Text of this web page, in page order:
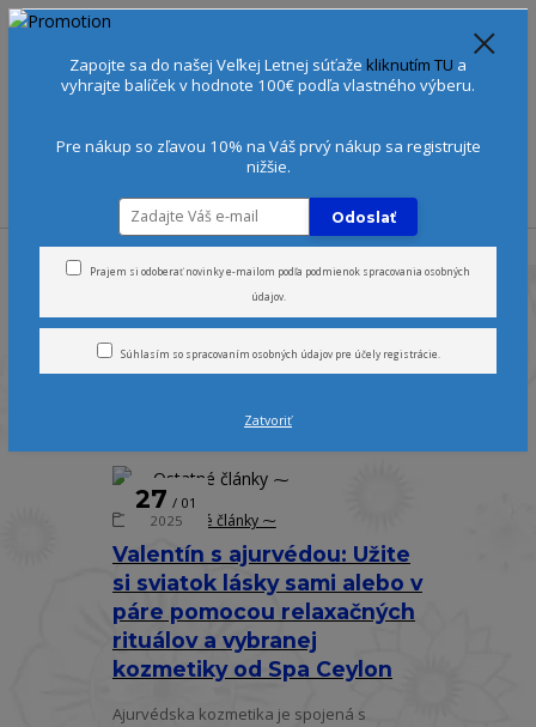
EUR
+421 905 378 103 (Po-Ne, 9-21 hod.)
Úvod Blog
Blog
strana
Valentín s ajurvédou: Užite
si sviatok lásky sami alebo v
páre pomocou relaxačných
rituálov a vybranej
kozmetiky od Spa Ceylon
27
01
2025
⁓ Ostatné články ⁓
Ajurvédska kozmetika je spojená s
Zapojte sa do našej Veľkej Letnej súťaže kliknutím TU a
vyhrajte balíček v hodnote 100€ podľa vlastného výberu.
Pre nákup so zľavou 10% na Váš prvý nákup sa registrujte
nižšie.
Odoslať
Prajem si odoberať novinky e-mailom podľa podmienok spracovania osobných
údajov.
Súhlasím so spracovaním osobných údajovpre účely registrácie.
Zatvoriť